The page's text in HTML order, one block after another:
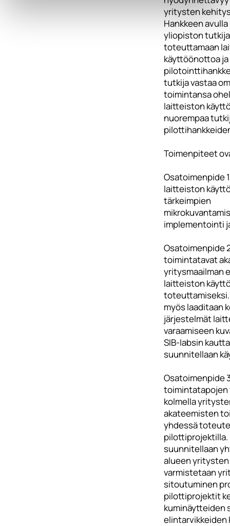
yritysten
Hankkeen
yliopiston
toteuttamaan
käyttöönottoa
tutkija vastaa
toimintansa
laitteiston
nuorempaa
Toimenpiteet
Osatoimenpide
laitteiston
tärkeimpien
implementointi
Osatoimenpide
toimintatavat
yritysmaailman
laitteiston
toteuttamiseksi.
myös laaditaan
järjestelmät
varaamiseen
SIB-labsin
suunnitellaan
Osatoimenpide
kolmella
akateemisten
yhdessä
suunnitellaan
alueen yritysten
varmistetaan
sitoutuminen
pilottiprojektit
kuminäytteiden
elintarvikkeiden